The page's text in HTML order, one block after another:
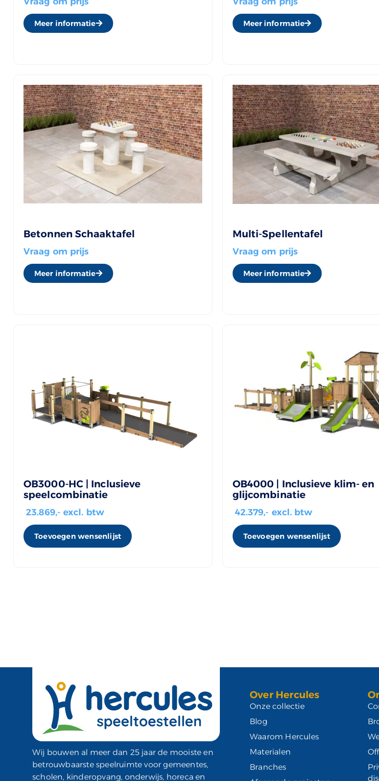
Meer informatie Meer informatie
Betonnen Schaaktafel
Vraag om prijs
Meer informatie
Multi-Spellentafel
Vraag om prijs
Meer informatie
OB3000-HC | Inclusieve
speelcombinatie
23.869,- excl. btw
Toevoegen wensenlijst
OB4000 | Inclusieve klim- en
glijcombinatie
42.379,- excl. btw
Toevoegen wensenlijst
Wij bouwen al meer dan 25 jaar de mooiste en
betrouwbaarste speelruimte voor gemeentes,
scholen, kinderopvang, onderwijs, horeca en
Over Hercules
Onze collectie
Blog
Waarom Hercules
Materialen
Branches